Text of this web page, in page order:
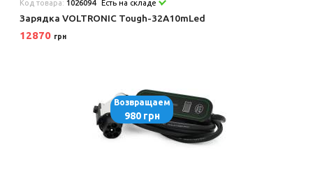
Код товара: 1026094 Есть на складе
Зарядка VOLTRONIC Tough-32A10mLed
12870 грн
Возвращаем
980 грн